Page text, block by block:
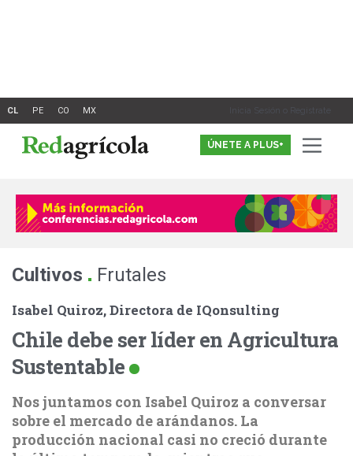
Inicia Sesión o Registrate
ÚNETE A PLUS+
Cultivos . Frutales
Isabel Quiroz, Directora de IQonsulting
Chile debe ser líder en Agricultura
Sustentable
Nos juntamos con Isabel Quiroz a conversar
sobre el mercado de arándanos. La
producción nacional casi no creció durante